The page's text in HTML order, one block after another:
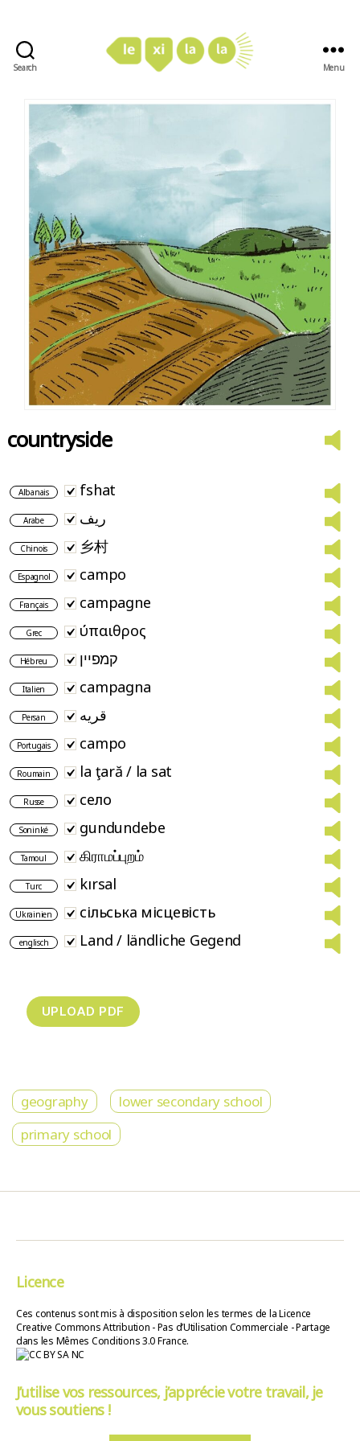
Search Menu
countryside
Albanais fshat
Arabe ريف
Chinois 乡村
Espagnol campo
Français campagne
Grec ύπαιθρος
Hébreu קמפיין
Italien campagna
Persan قریه
Portugais campo
Roumain la ţară / la sat
Russe село
Soninké gundundebe
Tamoul கிராமப்புறம்
Turc kırsal
Ukrainien сільська місцевість
englisch Land / ländliche Gegend
geography
lower secondary school
primary school
Licence
Ces contenus sont mis à disposition selon les termes de la Licence
Creative Commons Attribution - Pas d’Utilisation Commerciale - Partage
dans les Mêmes Conditions 3.0 France.
J’utilise vos ressources, j’apprécie votre travail, je
vous soutiens !